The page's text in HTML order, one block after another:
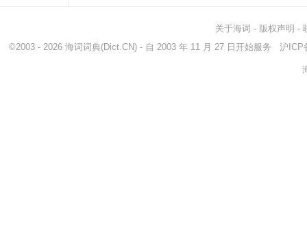
关于海词 - 版权声明 -
©2003 - 2026 海词词典(Dict.CN) - 自 2003 年 11 月 27 日开始服务 沪ICP